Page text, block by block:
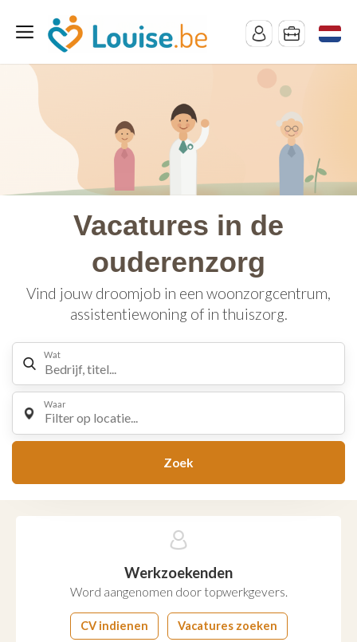
Vacatures in de
ouderenzorg
Vind jouw droomjob in een woonzorgcentrum,
assistentiewoning of in thuiszorg.
Wat
Waar
Filter op locatie...
Zoek
Werkzoekenden
Word aangenomen door topwerkgevers.
CV indienen Vacatures zoeken